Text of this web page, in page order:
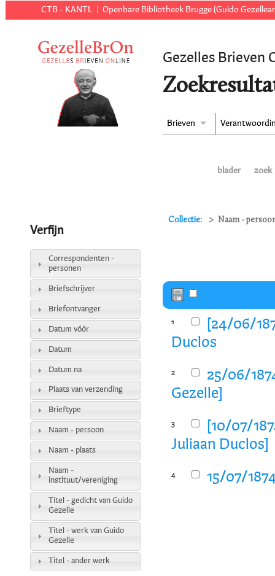
CTB - KANTL Openbare Bibliotheek Brugge (Guido
Gezelles Brieven
Brieven
blader zoek
Collectie: Naam -
1
[24/06/
Duclos
2
25/06/
Gezelle]
3
[10/07/
Juliaan Duclos]
4 15/07/
Verfijn
Correspondenten -
personen
Briefschrijver
Briefontvanger
Datum vóór
Datum
Datum na
Plaats van verzending
Brieftype
Naam - persoon
Naam - plaats
Naam -
instituut/vereniging
Titel - gedicht van Guido
Gezelle
Titel - werk van Guido
Gezelle
Titel - ander werk